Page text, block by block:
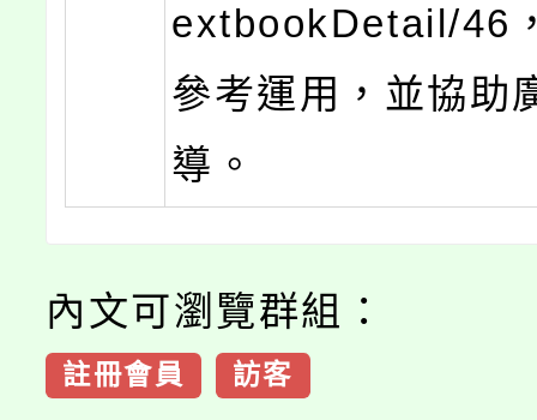
extbookDetail/46
參考運用，並協助
導。
內文可瀏覽群組：
註冊會員 訪客